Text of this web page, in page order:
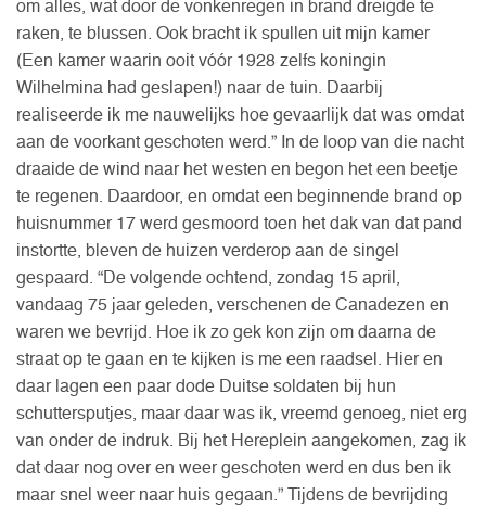
om alles, wat door de vonkenregen in brand dreigde te
raken, te blussen. Ook bracht ik spullen uit mijn kamer
(Een kamer waarin ooit vóór 1928 zelfs koningin
Wilhelmina had geslapen!) naar de tuin. Daarbij
realiseerde ik me nauwelijks hoe gevaarlijk dat was omdat
aan de voorkant geschoten werd.” In de loop van die nacht
draaide de wind naar het westen en begon het een beetje
te regenen. Daardoor, en omdat een beginnende brand op
huisnummer 17 werd gesmoord toen het dak van dat pand
instortte, bleven de huizen verderop aan de singel
gespaard. “De volgende ochtend, zondag 15 april,
vandaag 75 jaar geleden, verschenen de Canadezen en
waren we bevrijd. Hoe ik zo gek kon zijn om daarna de
straat op te gaan en te kijken is me een raadsel. Hier en
daar lagen een paar dode Duitse soldaten bij hun
schuttersputjes, maar daar was ik, vreemd genoeg, niet erg
van onder de indruk. Bij het Hereplein aangekomen, zag ik
dat daar nog over en weer geschoten werd en dus ben ik
maar snel weer naar huis gegaan.” Tijdens de bevrijding